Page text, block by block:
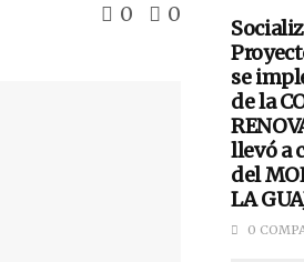
0 0
se
de la
llevó a
del
LA
0